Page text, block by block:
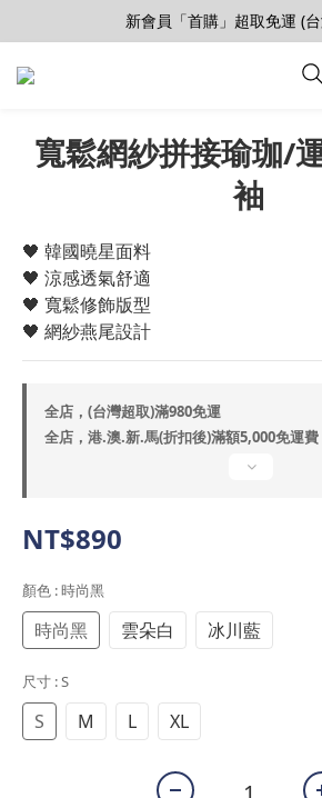
【會員推薦賞】推薦好朋友，拿
新會員「首購」超取免運 (
加入LINE好友>連結會員>領50
寬鬆網紗拼接瑜珈/
袖
🖤 韓國曉星面料
🖤 涼感透氣舒適
🖤 寬鬆修飾版型
🖤 網紗燕尾設計
全店，(台灣超取)滿980免運
全店，港.澳.新.馬(折扣後)滿額5,000免運費
NT$890
顏色 : 時尚黑
時尚黑 雲朵白 冰川藍
尺寸 : S
S M L XL